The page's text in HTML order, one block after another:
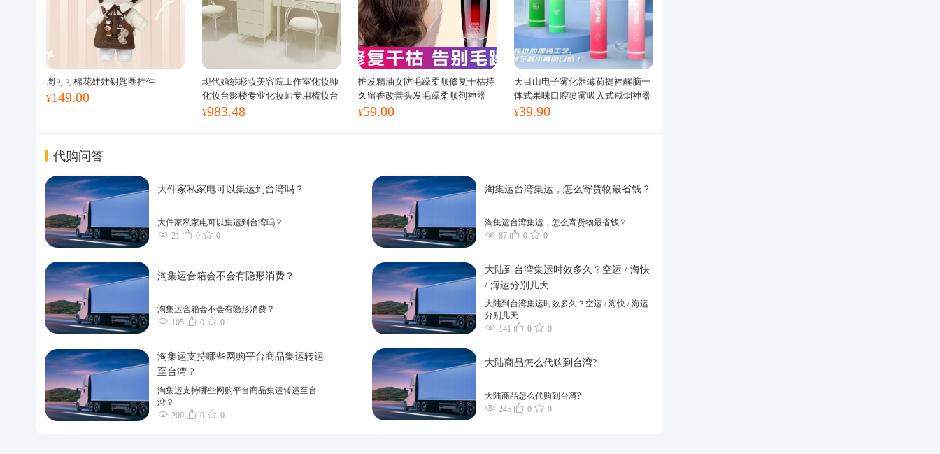
周可可棉花娃娃钥匙圈挂件
¥149.00
现代婚纱彩妆美容院工作室化妆师
化妆台影楼专业化妆师专用梳妆台
¥983.48
护发精油女防毛躁柔顺修复干枯持
久留香改善头发毛躁柔顺剂神器
¥59.00
天目山电子雾化器薄荷提神醒脑一
体式果味口腔喷雾吸入式戒烟神器
¥39.90
代购问答
大件家私家电可以集运到台湾吗？
大件家私家电可以集运到台湾吗？
21
0 0
淘集运台湾集运，怎么寄货物最省钱？
淘集运台湾集运，怎么寄货物最省钱？
87
0 0
淘集运合箱会不会有隐形消费？
淘集运合箱会不会有隐形消费？
105
0 0
大陆到台湾集运时效多久？空运 / 海快
/ 海运分别几天
大陆到台湾集运时效多久？空运 / 海快 / 海运
分别几天
141
0 0
淘集运支持哪些网购平台商品集运转运
至台湾？
淘集运支持哪些网购平台商品集运转运至台
湾？
200
0 0
大陆商品怎么代购到台湾?
大陆商品怎么代购到台湾?
245
0 0